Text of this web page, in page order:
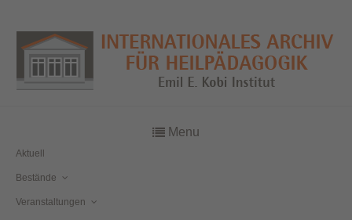
Menu
Aktuell
Bestände
Veranstaltungen